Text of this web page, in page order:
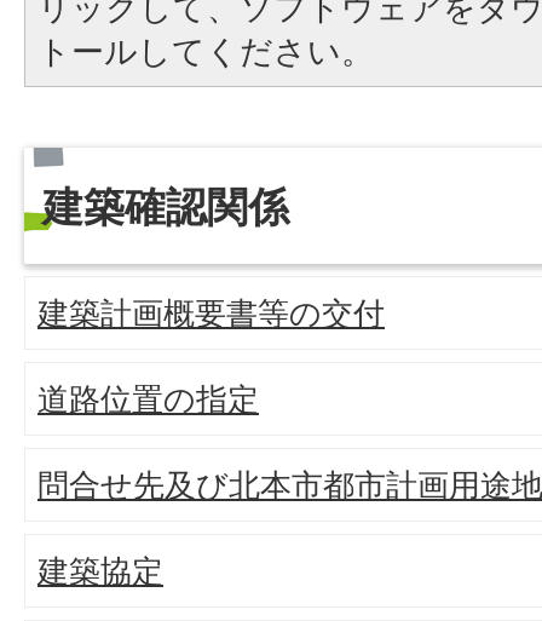
トールしてください。
建築確認関係
建築計画概要書等の交付
道路位置の指定
問合せ先及び北本市都市計画用途
建築協定